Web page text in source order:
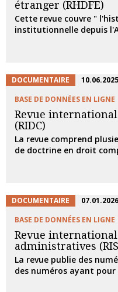
étranger (RHDFE)
Cette revue couvre "
institutionnelle depuis
DOCUMENTAIRE
10.06.2025
BASE DE DONNÉES EN LIGNE
Revue
(RIDC)
La revue comprend
de doctrine en droit
DOCUMENTAIRE
07.01.2026
BASE DE DONNÉES EN LIGNE
Revue
administratives
La revue publie des
des numéros ayant